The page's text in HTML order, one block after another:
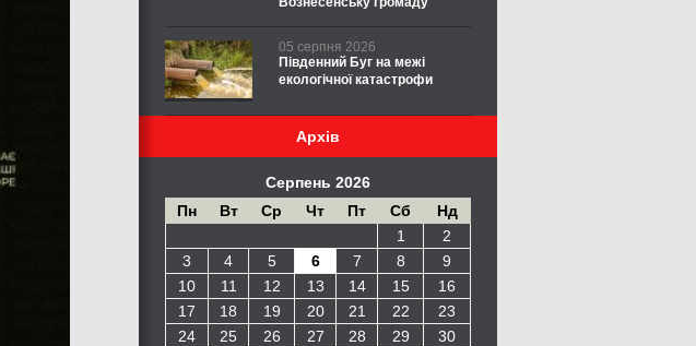
05 серпня 2026
Південний Буг на межі
екологічної катастрофи
Архів
Серпень 2026
Пн
Вт Ср Чт Пт Сб
Нд
1
2
3
4 5 6 7 8
9
10
11 12 13 14 15
16
17
18 19 20 21 22
23
24
25 26 27 28 29
30